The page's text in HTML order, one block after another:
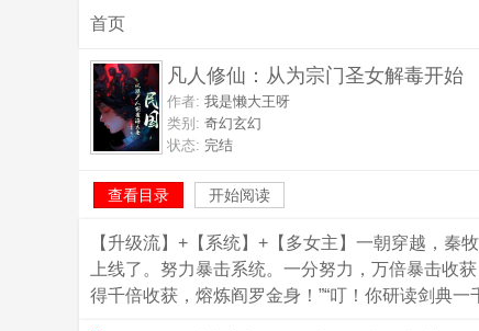
首页
凡人修仙：从为宗门圣女解毒开始
作者: 我是懒大王呀
类别: 奇幻玄幻
状态: 完结
查看目录 开始阅读
【升级流】+【系统】+【多女主】一朝穿越，
上线了。努力暴击系统。一分努力，万倍暴击收
得千倍收获，熔炼阎罗金身！”“叮！你研读剑典